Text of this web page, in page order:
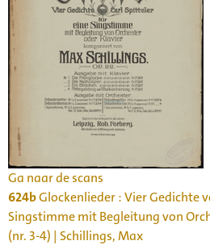
Ga naar de scans
624bGlockenlieder : Vier Gedichte
Singstimme mit Begleitung von
(nr. 3-4) | Schillings, Max